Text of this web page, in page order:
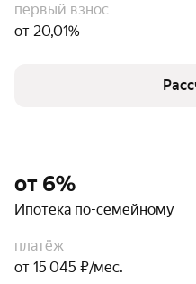
первый взнос
от 20,01%
от 6%
Ипотека по-семейному
платёж
от 15 045 ₽/мес.